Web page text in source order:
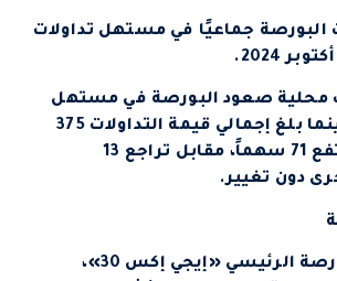
جماعيًا في مستهل تداولات
محلية صعود البورصة في مستهل
تداولات اليوم، بينما بلغ إجمالي قيمة التداولات 375
مليون جنيه، ليرتفع 71 سهماً، مقابل تراجع 13
ارتفع مؤشر البورصة الرئيسي «إيجي إكس 30»،